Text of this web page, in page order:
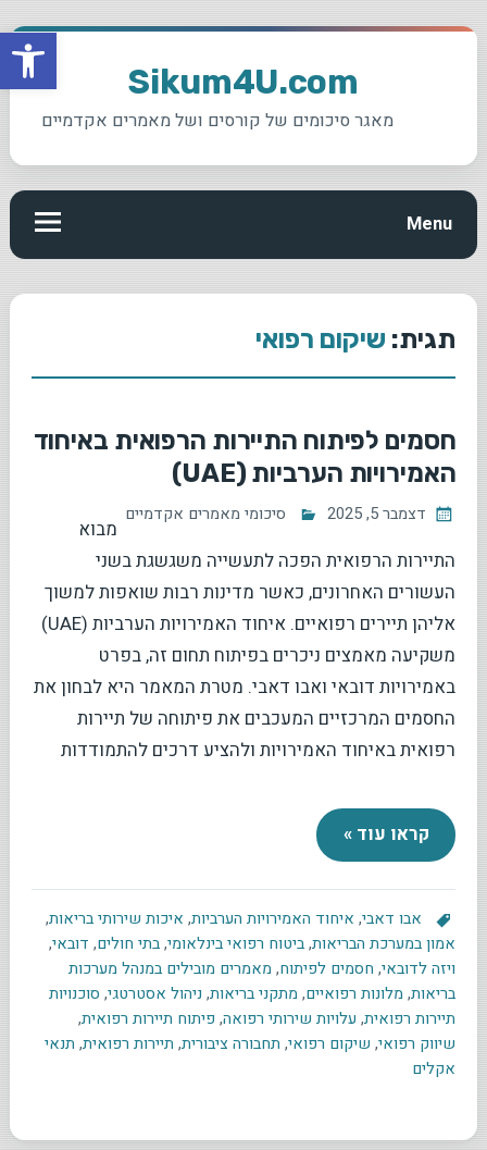
פתח
Skip
Sikum4U.com
מאגר סיכומים של קורסים ושל מאמרים אקדמיים
Menu
תגית: שיקום רפואי
חסמים לפיתוח התיירות הרפואית באיחוד
האמירויות הערביות (UAE)
דצמבר 5, 2025 סיכומי מאמרים אקדמיים
מבוא
התיירות הרפואית הפכה לתעשייה משגשגת בשני
העשורים האחרונים, כאשר מדינות רבות שואפות למשוך
אליהן תיירים רפואיים. איחוד האמירויות הערביות (UAE)
משקיעה מאמצים ניכרים בפיתוח תחום זה, בפרט
באמירויות דובאי ואבו דאבי. מטרת המאמר היא לבחון את
החסמים המרכזיים המעכבים את פיתוחה של תיירות
רפואית באיחוד האמירויות ולהציע דרכים להתמודדות
קראו עוד »
אבו דאבי, איחוד האמירויות הערביות, איכות שירותי בריאות,
אמון במערכת הבריאות,ביטוח רפואי בינלאומי,בתי חולים, דובאי,
ויזה לדובאי, חסמים לפיתוח, מאמרים מובילים במנהל מערכות
בריאות, מלונות רפואיים, מתקני בריאות, ניהול אסטרטגי, סוכנויות
תיירות רפואית, עלויות שירותי רפואה, פיתוח תיירות רפואית,
שיווק רפואי, שיקום רפואי, תחבורה ציבורית, תיירות רפואית, תנאי
אקלים